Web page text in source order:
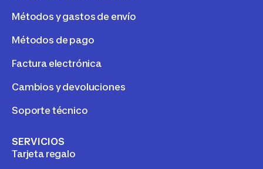
Métodos y gastos de envío
Métodos de pago
Factura electrónica
Cambios y devoluciones
Soporte técnico
SERVICIOS
Tarjeta regalo